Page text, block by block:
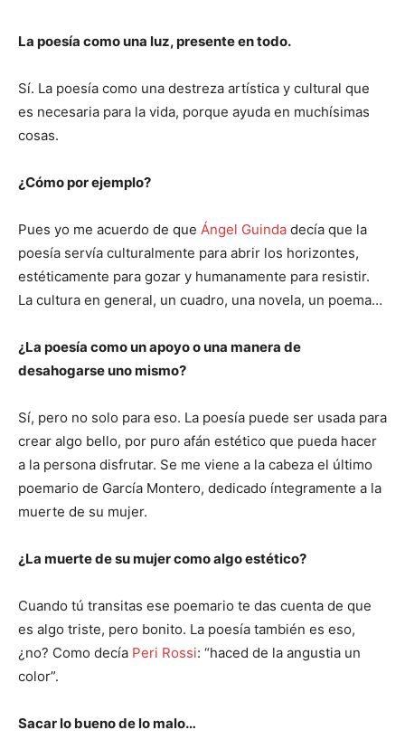
La poesía como una luz, presente en todo.
Sí. La poesía como una destreza artística y cultural que
es necesaria para la vida, porque ayuda en muchísimas
cosas.
¿Cómo por ejemplo?
Pues yo me acuerdo de que Ángel Guinda decía que la
poesía servía culturalmente para abrir los horizontes,
estéticamente para gozar y humanamente para resistir.
La cultura en general, un cuadro, una novela, un poema…
¿La poesía como un apoyo o una manera de
desahogarse uno mismo?
Sí, pero no solo para eso. La poesía puede ser usada para
crear algo bello, por puro afán estético que pueda hacer
a la persona disfrutar. Se me viene a la cabeza el último
poemario de García Montero, dedicado íntegramente a la
muerte de su mujer.
¿La muerte de su mujer como algo estético?
Cuando tú transitas ese poemario te das cuenta de que
es algo triste, pero bonito. La poesía también es eso,
¿no? Como decía Peri Rossi: “haced de la angustia un
color”.
Sacar lo bueno de lo malo…